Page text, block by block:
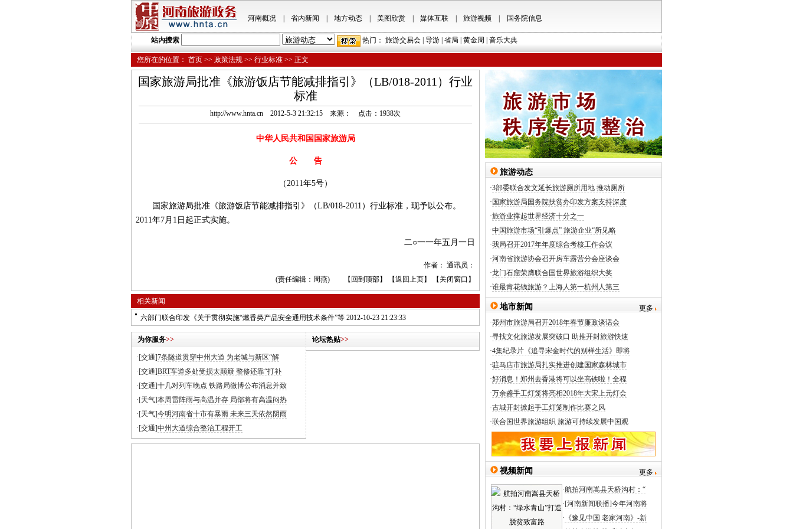
河南概况| 省内新闻 地方动态| 美图欣赏| 媒体互联| 旅游视频| 国务院信息
站内搜索 热门： 旅游交易会 导游 省局 黄金周 音乐大典
您所在的位置： 首页 >> 政策法规 >> 行业标准 >> 正文
国家旅游局批准《旅游饭店节能减排指引》（LB/018-2011）行业
标准
http://www.hnta.cn 2012-5-3 21:32:15 来源： 点击： 1938次
中华人民共和国国家旅游局
公 告
（2011年5号）
国家旅游局批准《旅游饭店节能减排指引》（LB/018-2011）行业标准，现予以公布。
2011年7月1日起正式实施。
二○一一年五月一日
作者： 通讯员：
(责任编辑：周燕) 【 回到顶部】 【返回上页】 【 关闭窗口 】
相关新闻
六部门联合印发《关于贯彻实施“燃香类产品安全通用技术条件”等 2012-10-23 21:23:33
为你服务>>
·[交通]7条隧道贯穿中州大道 为老城与新区“解
·[交通]BRT车道多处受损太颠簸 整修还靠“打补
·[交通]十几对列车晚点 铁路局微博公布消息并致
·[天气]本周雷阵雨与高温并存 局部将有高温闷热
·[天气]今明河南省十市有暴雨 未来三天依然阴雨
·[交通]中州大道综合整治工程开工
论坛热贴>>
旅游动态
·3部委联合发文延长旅游厕所用地 推动厕所
· 国家旅游局国务院扶贫办印发方案支持深度
·旅游业撑起世界经济十分之一
·中国旅游市场“引爆点” 旅游企业“所见略
·我局召开2017年年度综合考核工作会议
·河南省旅游协会召开房车露营分会座谈会
·龙门石窟荣膺联合国世界旅游组织大奖
·谁最肯花钱旅游？上海人第一杭州人第三
地市新闻
更多
·郑州市旅游局召开2018年春节廉政谈话会
·寻找文化旅游发展突破口 助推开封旅游快速
·4集纪录片《追寻宋金时代的别样生活》即将
·驻马店市旅游局扎实推进创建国家森林城市
·好消息！郑州去香港将可以坐高铁啦！全程
·万余盏手工灯笼将亮相2018年大宋上元灯会
·古城开封掀起手工灯笼制作比赛之风
·联合国世界旅游组织 旅游可持续发展中国观
视频新闻 更多
·航拍河南嵩县天桥沟村：“
·[河南新闻联播]今年河南将
· 《豫见中国 老家河南》-新